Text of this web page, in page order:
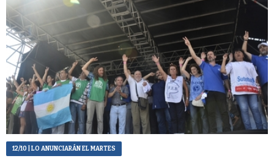
12/10 | LO ANUNCIARÁN EL MARTES